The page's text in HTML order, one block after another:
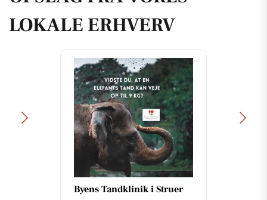
LOKALE ERHVERV
Byens Tandklinik i Struer